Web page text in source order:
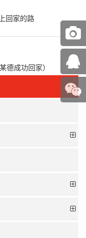
回家的路
德成功回家）